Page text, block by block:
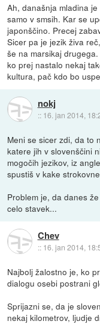
Ah, današnja mladina
samo v smsih. Kar se
japonščino. Precej
Sicer pa je jezik živa
še na marsikaj
ko prej nastalo nekaj
kultura, pač kdo bo
nokj
:: 16. jan 2014,
Meni se sicer zdi, da to
katere jih v slovenščini
mogočih jezikov, iz
spustiš v kake
Problem je, da danes
celo stavek...
Chev
:: 16. jan 2014,
Najbolj žalostno je, ko
dialogu osebi postrani
Sprijazni se, da je
nekaj kilometrov, ljudje